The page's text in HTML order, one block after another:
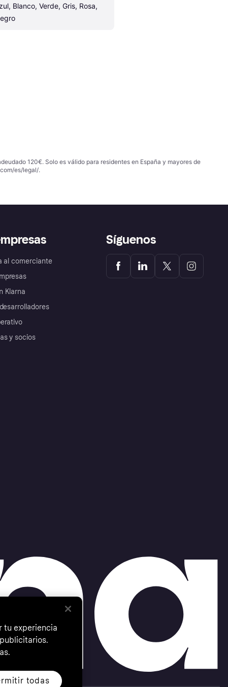
Blanco, Verde, Gris, Rosa,
120€. Solo es válido para residentes en España y mayores de
es/legal/.
al comerciante
Klarna
y socios
Síguenos
tu experiencia
todas